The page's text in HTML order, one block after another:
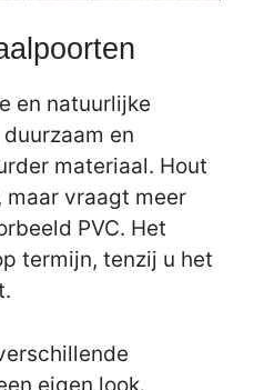
en natuurlijke
en
materiaal. Hout
maar vraagt meer
PVC. Het
termijn, tenzij u het